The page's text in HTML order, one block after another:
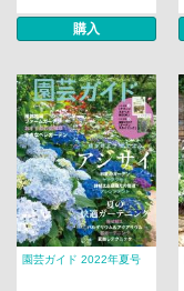
購入
園芸ガイド 2022年夏号